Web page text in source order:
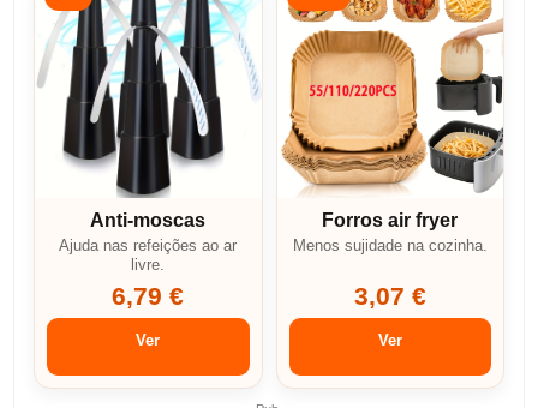
Anti-moscas
Ajuda nas refeições ao ar
livre.
6,79 €
Ver
Forros air fryer
Menos sujidade na cozinha.
3,07 €
Ver